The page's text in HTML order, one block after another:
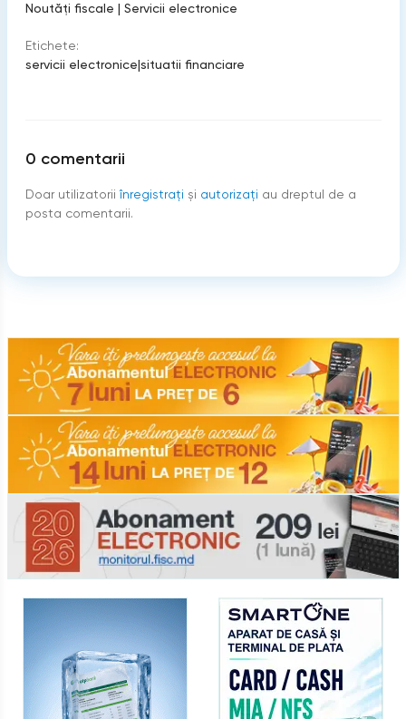
Noutăți fiscale | Servicii electronice
Etichete:
servicii electronice|situatii financiare
0 comentarii
Doar utilizatorii înregistraţi şi autorizați au dreptul de a
posta comentarii.